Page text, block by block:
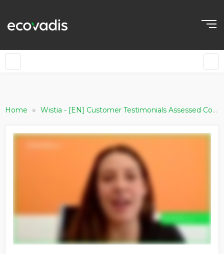
Home » Wistia - [EN] Customer Testimonials Assessed Companies